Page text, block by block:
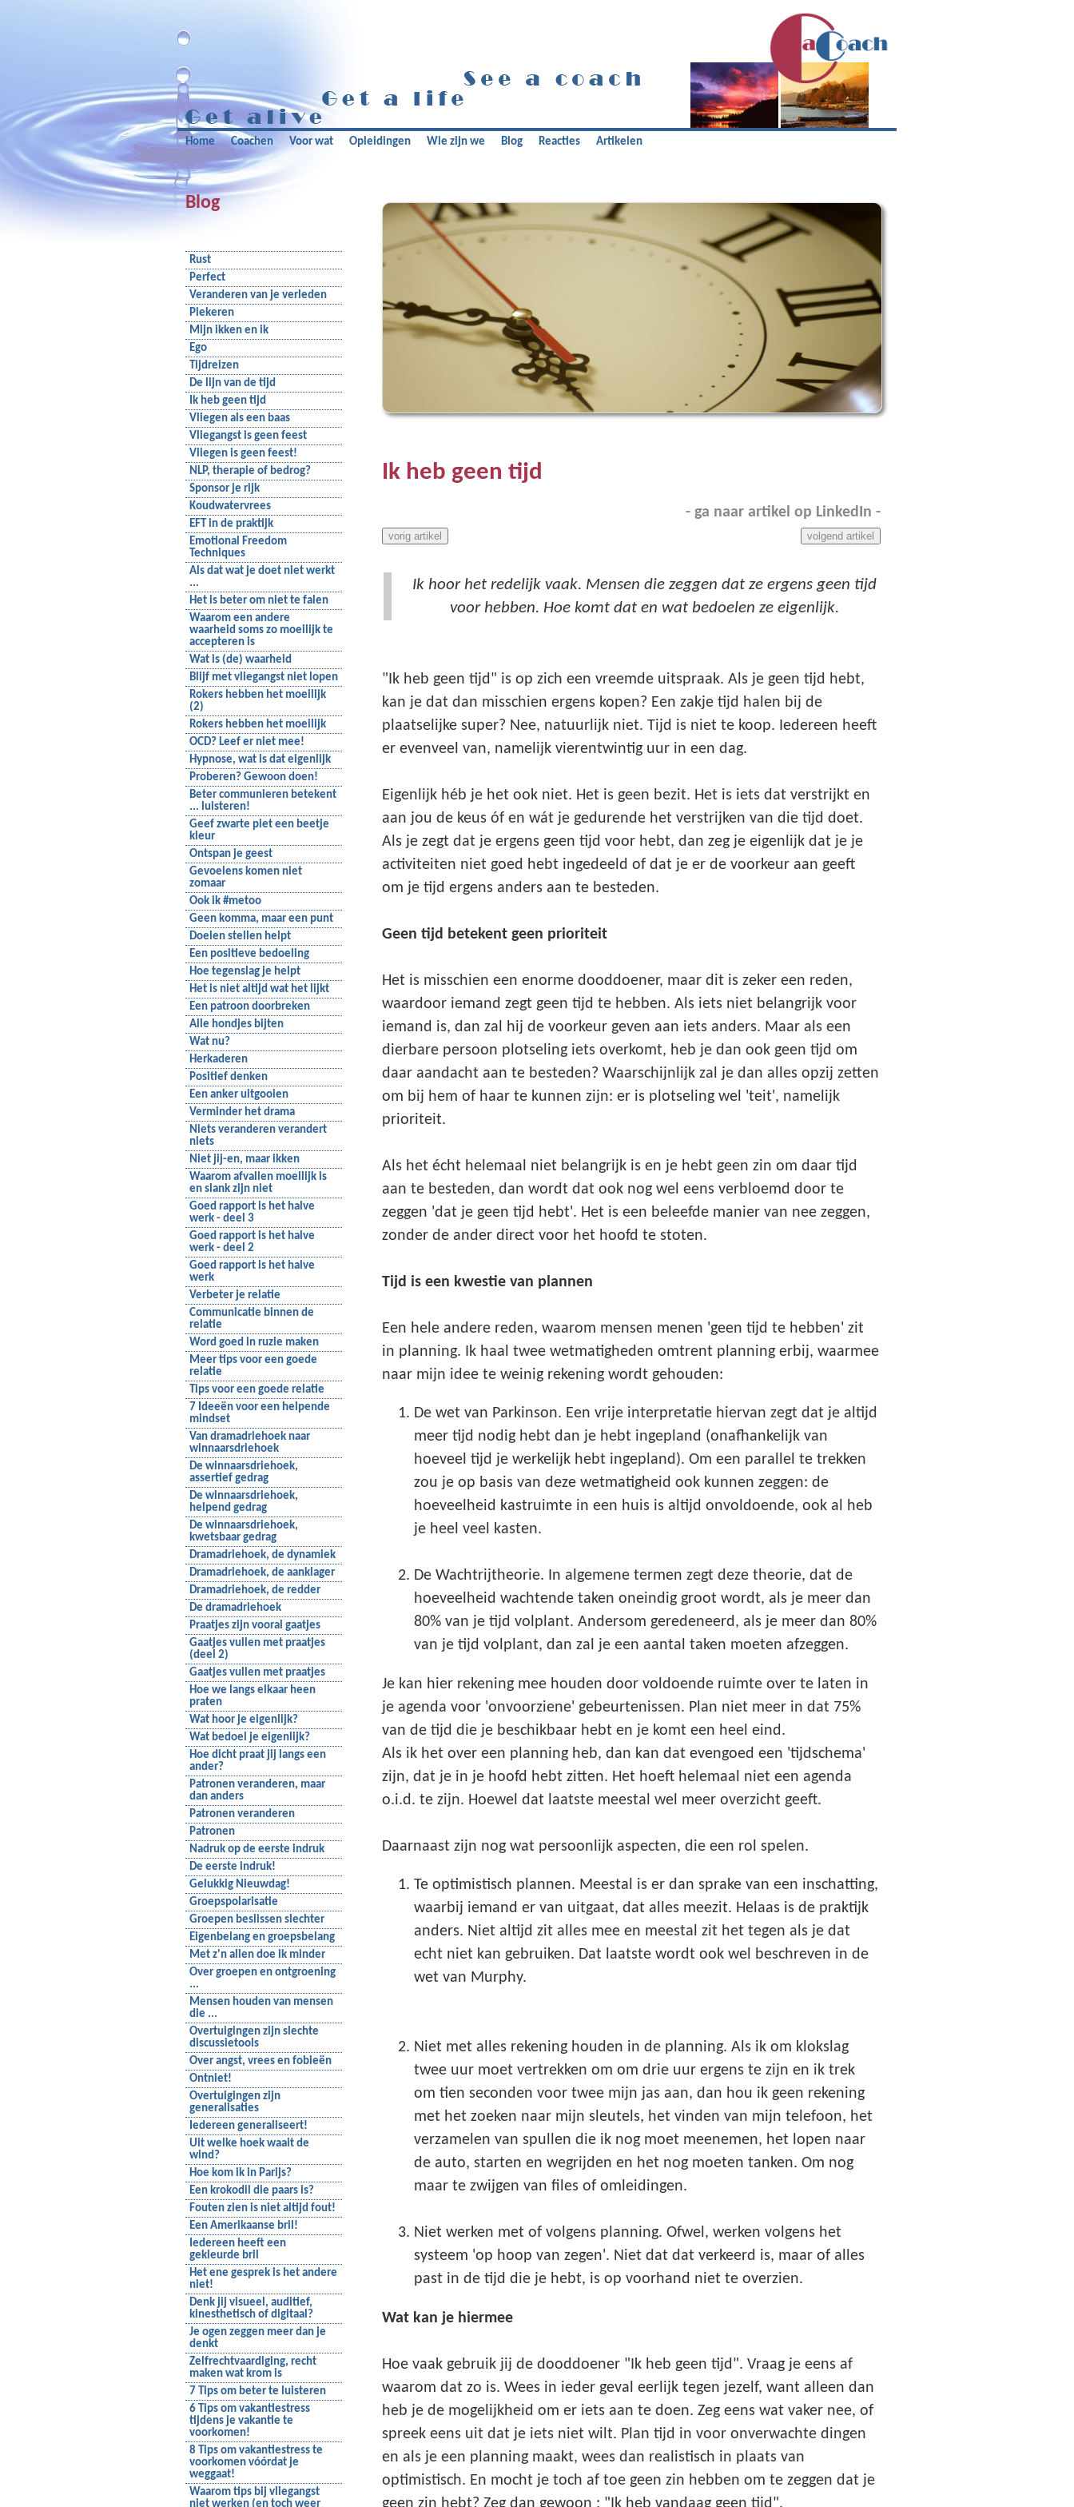
Home Coachen Voor wat Opleidingen Wie zijn we Blog Reacties Artikelen
Blog
Rust
Perfect
Veranderen van je verleden
Piekeren
Mijn ikken en ik
Ego
Tijdreizen
De lijn van de tijd
Ik heb geen tijd
Vliegen als een baas
Vliegangst is geen feest
Vliegen is geen feest!
NLP, therapie of bedrog?
Sponsor je rijk
Koudwatervrees
EFT in de praktijk
Emotional Freedom
Techniques
Als dat wat je doet niet werkt
...
Het is beter om niet te falen
Waarom een andere
waarheid soms zo moeilijk te
accepteren is
Wat is (de) waarheid
Blijf met vliegangst niet lopen
Rokers hebben het moeilijk
(2)
Rokers hebben het moeilijk
OCD? Leef er niet mee!
Hypnose, wat is dat eigenlijk
Proberen? Gewoon doen!
Beter communieren betekent
... luisteren!
Geef zwarte piet een beetje
kleur
Ontspan je geest
Gevoelens komen niet
zomaar
Ook ik #metoo
Geen komma, maar een punt
Doelen stellen helpt
Een positieve bedoeling
Hoe tegenslag je helpt
Het is niet altijd wat het lijkt
Een patroon doorbreken
Alle hondjes bijten
Wat nu?
Herkaderen
Positief denken
Een anker uitgooien
Verminder het drama
Niets veranderen verandert
niets
Niet jij-en, maar ikken
Waarom afvallen moeilijk is
en slank zijn niet
Goed rapport is het halve
werk - deel 3
Goed rapport is het halve
werk - deel 2
Goed rapport is het halve
werk
Verbeter je relatie
Communicatie binnen de
relatie
Word goed in ruzie maken
Meer tips voor een goede
relatie
Tips voor een goede relatie
7 Ideeën voor een helpende
mindset
Van dramadriehoek naar
winnaarsdriehoek
De winnaarsdriehoek,
assertief gedrag
De winnaarsdriehoek,
helpend gedrag
De winnaarsdriehoek,
kwetsbaar gedrag
Dramadriehoek, de dynamiek
Dramadriehoek, de aanklager
Dramadriehoek, de redder
De dramadriehoek
Praatjes zijn vooral gaatjes
Gaatjes vullen met praatjes
(deel 2)
Gaatjes vullen met praatjes
Hoe we langs elkaar heen
praten
Wat hoor je eigenlijk?
Wat bedoel je eigenlijk?
Hoe dicht praat jij langs een
ander?
Patronen veranderen, maar
dan anders
Patronen veranderen
Patronen
Nadruk op de eerste indruk
De eerste indruk!
Gelukkig Nieuwdag!
Groepspolarisatie
Groepen beslissen slechter
Eigenbelang en groepsbelang
Met z'n allen doe ik minder
Over groepen en ontgroening
...
Mensen houden van mensen
die ...
Overtuigingen zijn slechte
discussietools
Over angst, vrees en fobieën
Ontniet!
Overtuigingen zijn
generalisaties
Iedereen generaliseert!
Uit welke hoek waait de
wind?
Hoe kom ik in Parijs?
Een krokodil die paars is?
Fouten zien is niet altijd fout!
Een Amerikaanse bril!
Iedereen heeft een
gekleurde bril
Het ene gesprek is het andere
niet!
Denk jij visueel, auditief,
kinesthetisch of digitaal?
Je ogen zeggen meer dan je
denkt
Zelfrechtvaardiging, recht
maken wat krom is
7 Tips om beter te luisteren
6 Tips om vakantiestress
tijdens je vakantie te
voorkomen!
8 Tips om vakantiestress te
voorkomen vóórdat je
weggaat!
Waarom tips bij vliegangst
niet werken (en toch weer
Ik heb geen tijd
- ga naar artikel op LinkedIn -
volgend artikel
vorig artikel
Ik hoor het redelijk vaak. Mensen die zeggen dat ze ergens geen tijd
voor hebben. Hoe komt dat en wat bedoelen ze eigenlijk.
"Ik heb geen tijd" is op zich een vreemde uitspraak. Als je geen tijd hebt,
kan je dat dan misschien ergens kopen? Een zakje tijd halen bij de
plaatselijke super? Nee, natuurlijk niet. Tijd is niet te koop. Iedereen heeft
er evenveel van, namelijk vierentwintig uur in een dag.
Eigenlijk héb je het ook niet. Het is geen bezit. Het is iets dat verstrijkt en
aan jou de keus óf en wát je gedurende het verstrijken van die tijd doet.
Als je zegt dat je ergens geen tijd voor hebt, dan zeg je eigenlijk dat je je
activiteiten niet goed hebt ingedeeld of dat je er de voorkeur aan geeft
om je tijd ergens anders aan te besteden.
Geen tijd betekent geen prioriteit
Het is misschien een enorme dooddoener, maar dit is zeker een reden,
waardoor iemand zegt geen tijd te hebben. Als iets niet belangrijk voor
iemand is, dan zal hij de voorkeur geven aan iets anders. Maar als een
dierbare persoon plotseling iets overkomt, heb je dan ook geen tijd om
daar aandacht aan te besteden? Waarschijnlijk zal je dan alles opzij zetten
om bij hem of haar te kunnen zijn: er is plotseling wel 'teit', namelijk
prioriteit.
Als het écht helemaal niet belangrijk is en je hebt geen zin om daar tijd
aan te besteden, dan wordt dat ook nog wel eens verbloemd door te
zeggen 'dat je geen tijd hebt'. Het is een beleefde manier van nee zeggen,
zonder de ander direct voor het hoofd te stoten.
Tijd is een kwestie van plannen
Een hele andere reden, waarom mensen menen 'geen tijd te hebben' zit
in planning. Ik haal twee wetmatigheden omtrent planning erbij, waarmee
naar mijn idee te weinig rekening wordt gehouden:
De wet van Parkinson. Een vrije interpretatie hiervan zegt dat je altijd
meer tijd nodig hebt dan je hebt ingepland (onafhankelijk van
hoeveel tijd je werkelijk hebt ingepland). Om een parallel te trekken
zou je op basis van deze wetmatigheid ook kunnen zeggen: de
hoeveelheid kastruimte in een huis is altijd onvoldoende, ook al heb
je heel veel kasten.
De Wachtrijtheorie. In algemene termen zegt deze theorie, dat de
hoeveelheid wachtende taken oneindig groot wordt, als je meer dan
80% van je tijd volplant. Andersom geredeneerd, als je meer dan 80%
van je tijd volplant, dan zal je een aantal taken moeten afzeggen.
Je kan hier rekening mee houden door voldoende ruimte over te laten in
je agenda voor 'onvoorziene' gebeurtenissen. Plan niet meer in dat 75%
van de tijd die je beschikbaar hebt en je komt een heel eind.
Als ik het over een planning heb, dan kan dat evengoed een 'tijdschema'
zijn, dat je in je hoofd hebt zitten. Het hoeft helemaal niet een agenda
o.i.d. te zijn. Hoewel dat laatste meestal wel meer overzicht geeft.
Daarnaast zijn nog wat persoonlijk aspecten, die een rol spelen.
Te optimistisch plannen. Meestal is er dan sprake van een inschatting,
waarbij iemand er van uitgaat, dat alles meezit. Helaas is de praktijk
anders. Niet altijd zit alles mee en meestal zit het tegen als je dat
echt niet kan gebruiken. Dat laatste wordt ook wel beschreven in de
wet van Murphy.
Niet met alles rekening houden in de planning. Als ik om klokslag
twee uur moet vertrekken om om drie uur ergens te zijn en ik trek
om tien seconden voor twee mijn jas aan, dan hou ik geen rekening
met het zoeken naar mijn sleutels, het vinden van mijn telefoon, het
verzamelen van spullen die ik nog moet meenemen, het lopen naar
de auto, starten en wegrijden en het nog moeten tanken. Om nog
maar te zwijgen van files of omleidingen.
Niet werken met of volgens planning. Ofwel, werken volgens het
systeem 'op hoop van zegen'. Niet dat dat verkeerd is, maar of alles
past in de tijd die je hebt, is op voorhand niet te overzien.
Wat kan je hiermee
Hoe vaak gebruik jij de dooddoener "Ik heb geen tijd". Vraag je eens af
waarom dat zo is. Wees in ieder geval eerlijk tegen jezelf, want alleen dan
heb je de mogelijkheid om er iets aan te doen. Zeg eens wat vaker nee, of
spreek eens uit dat je iets niet wilt. Plan tijd in voor onverwachte dingen
en als je een planning maakt, wees dan realistisch in plaats van
optimistisch. En mocht je toch af toe geen zin hebben om te zeggen dat je
geen zin hebt? Zeg dan gewoon : "Ik heb vandaag geen tijd".